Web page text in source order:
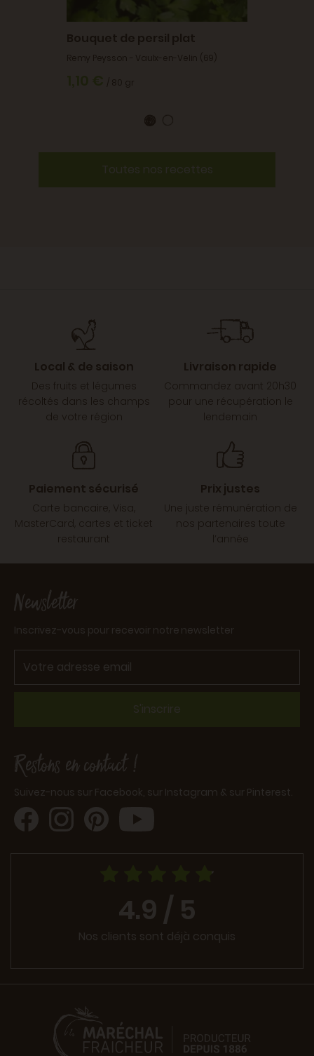
Toutes nos recettes
Local & de saison
Des fruits et légumes
récoltés dans les champs
de votre région
Livraison rapide
Commandez avant 20h30
pour une récupération le
lendemain
Paiement sécurisé
Carte bancaire, Visa,
MasterCard, cartes et ticket
restaurant
Prix justes
Une juste rémunération de
nos partenaires toute
l’année
Newsletter
Inscrivez-vous pour recevoir notre newsletter
S'inscrire
Restons en contact !
Suivez-nous sur Facebook, sur Instagram & sur Pinterest.
4.9 / 5
Nos clients sont déjà conquis